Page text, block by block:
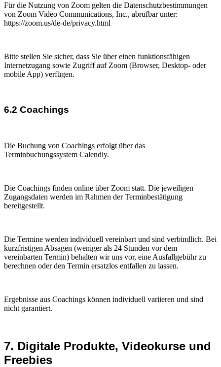
Für die Nutzung von Zoom gelten die Datenschutzbestimmungen
von Zoom Video Communications, Inc., abrufbar unter:
https://zoom.us/de-de/privacy.html
Bitte stellen Sie sicher, dass Sie über einen funktionsfähigen
Internetzugang sowie Zugriff auf Zoom (Browser, Desktop- oder
mobile App) verfügen.
6.2 Coachings
Die Buchung von Coachings erfolgt über das
Terminbuchungssystem Calendly.
Die Coachings finden online über Zoom statt. Die jeweiligen
Zugangsdaten werden im Rahmen der Terminbestätigung
bereitgestellt.
Die Termine werden individuell vereinbart und sind verbindlich. Bei
kurzfristigen Absagen (weniger als 24 Stunden vor dem
vereinbarten Termin) behalten wir uns vor, eine Ausfallgebühr zu
berechnen oder den Termin ersatzlos entfallen zu lassen.
Ergebnisse aus Coachings können individuell variieren und sind
nicht garantiert.
7. Digitale Produkte, Videokurse und
Freebies